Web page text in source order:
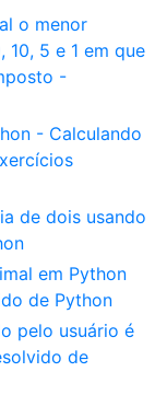
o menor
10, 5 e 1 em que
-
- Calculando
de dois usando
em Python
de Python
pelo usuário é
de